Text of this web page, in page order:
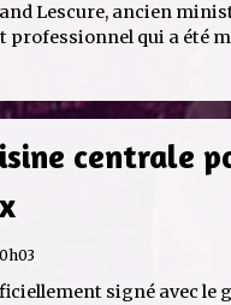
Lescure, ancien
qui a été
centrale
signé avec le